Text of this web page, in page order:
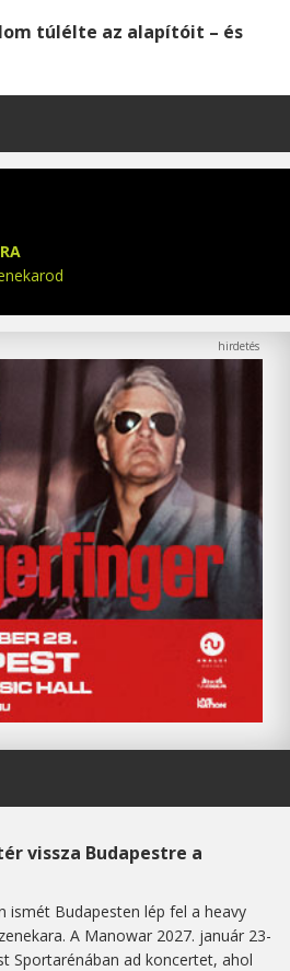
túlélte az alapítóit – és
vissza Budapestre a
ismét Budapesten lép fel a heavy
A Manowar 2027. január 23-
Sportarénában ad koncertet, ahol